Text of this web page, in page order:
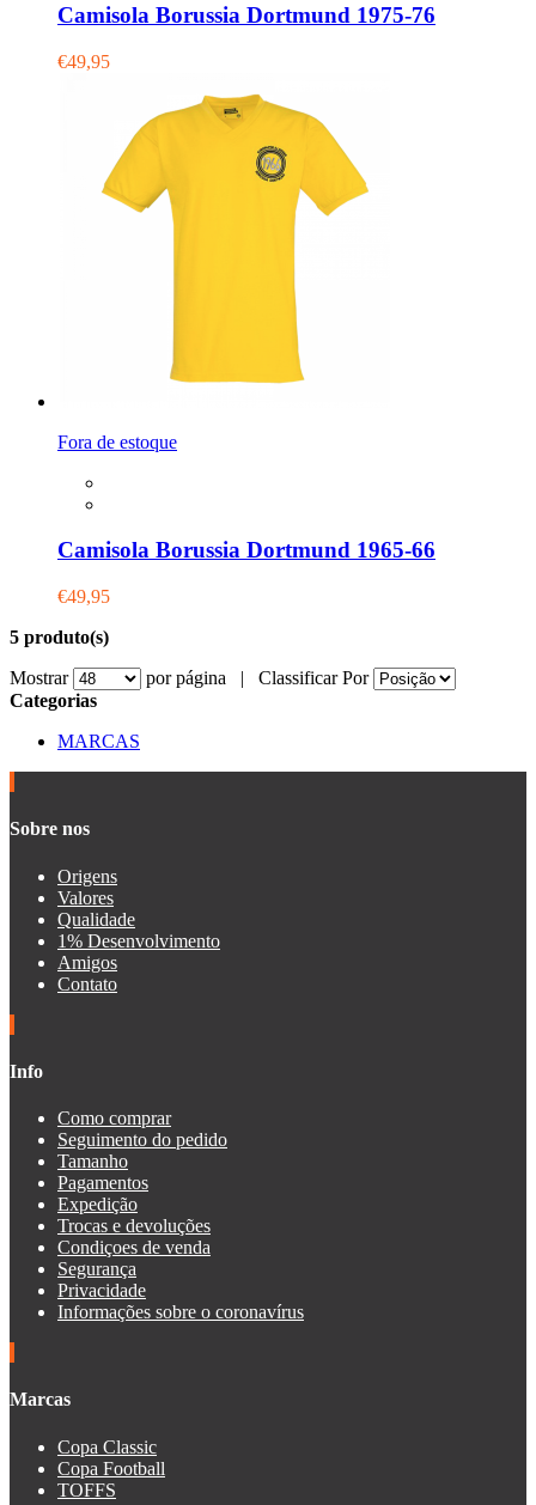
Camisola Borussia Dortmund 1975-76
€49,95
Fora de estoque
Camisola Borussia Dortmund 1965-66
€49,95
5 produto(s)
Mostrar
por página | Classificar Por
Categorias
MARCAS
Sobre nos
Origens
Valores
Qualidade
1% Desenvolvimento
Amigos
Contato
Info
Como comprar
Seguimento do pedido
Tamanho
Pagamentos
Expedição
Trocas e devoluções
Condiçoes de venda
Segurança
Privacidade
Informações sobre o coronavírus
Marcas
Copa Classic
Copa Football
TOFFS